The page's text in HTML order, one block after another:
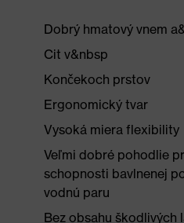
Dobrý hmatový vnem
Cit v&nbsp
Končekoch prstov
Ergonomický tvar
Vysoká miera flexibility
Veľmi dobré pohodlie
schopnosti bavlnenej
vodnú paru
Bez obsahu